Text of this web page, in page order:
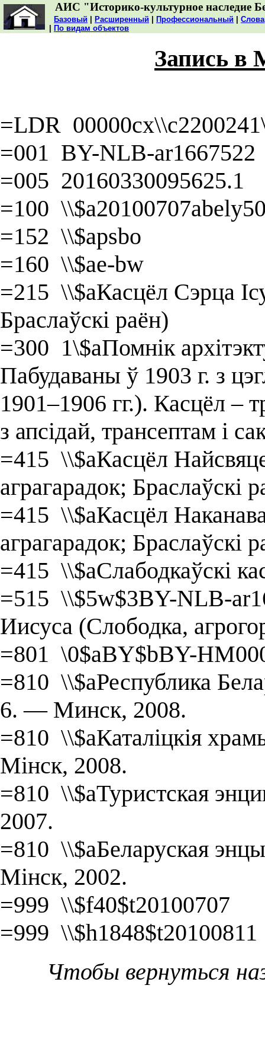
АИС "Историко-культурное наследие
Базовый Расширенный Профессиональный
По видам объектов
Запись в
=LDR
=001 BY-NLB-ar1667522
=005 20160330095625.1
=100
=152 \\$apsbo
=160 \\$ae-bw
=215 \\$aКасцёл Сэрца
Браслаўскі раён)
=300 1\$aПомнік
Пабудаваны ў 1903 г. з
1901–1906 гг.). Касцёл –
з апсідай, трансептам і
=415 \\$aКасцёл
аграгарадок; Браслаўскі
=415 \\$aКасцёл
аграгарадок; Браслаўскі
=415 \\$aСлабодкаўскі
=515 \\$5w$3BY-NLB-
Иисуса (Слободка,
=801 \0$aBY$bBY-
=810 \\$aРеспублика
6. — Минск, 2008.
=810 \\$aКаталіцкія
Мінск, 2008.
=810 \\$aТуристская
2007.
=810 \\$aБеларуская
Мінск, 2002.
=999 \\$f40$t20100707
=999 \\$h1848$t20100811
Чтобы вернуться